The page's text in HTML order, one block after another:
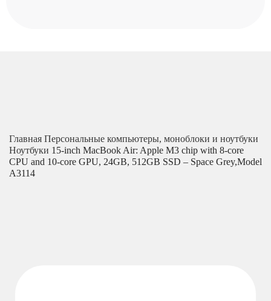
Главная Персональные компьютеры, моноблоки и ноутбуки
Ноутбуки 15-inch MacBook Air: Apple M3 chip with 8-core
CPU and 10-core GPU, 24GB, 512GB SSD – Space Grey,Model
A3114